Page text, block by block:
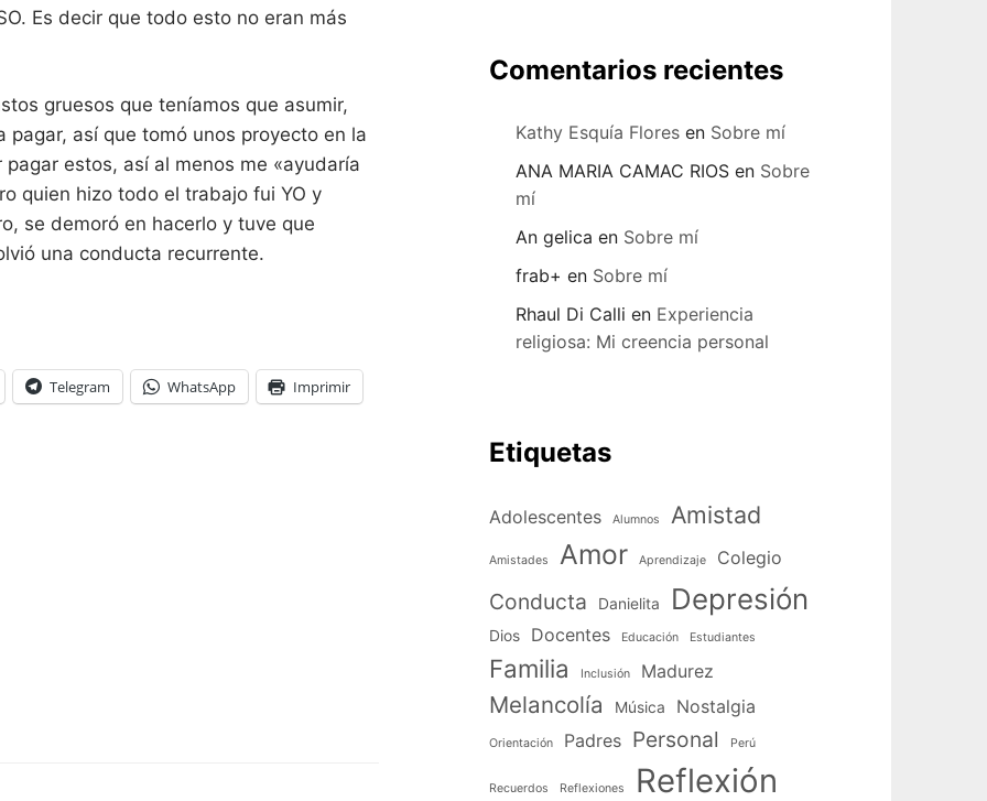
Es decir que todo esto no eran más
gruesos que teníamos que asumir,
así que tomó unos proyecto en la
estos, así al menos me «ayudaría
quien hizo todo el trabajo fui YO y
se demoró en hacerlo y tuve que
una conducta recurrente.
Telegram WhatsApp Imprimir
Comentarios recientes
Kathy Esquía Flores en Sobre mí
ANA MARIA CAMAC RIOS en Sobre
mí
An gelica en Sobre mí
frab+ en Sobre mí
Rhaul Di Calli en Experiencia
religiosa: Mi creencia personal
Etiquetas
Adolescentes Alumnos Amistad
Amistades Amor Aprendizaje Colegio
Conducta Danielita Depresión
Dios Docentes Educación Estudiantes
Familia Inclusión Madurez
Melancolía Música Nostalgia
Orientación Padres Personal Perú
Recuerdos Reflexiones Reflexión